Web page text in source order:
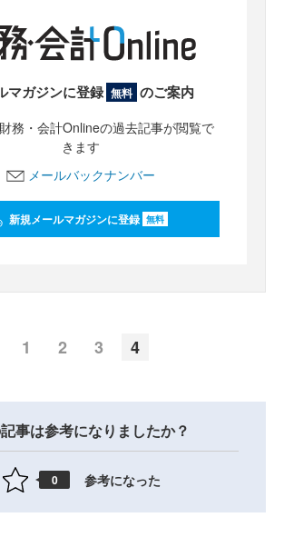
マガジンに登録 無料 のご案内
務・会計Onlineの過去記事が閲覧で
きます
メールバックナンバー
新規メールマガジンに登録 無料
1 2 3 4
事は参考になりましたか？
0 参考になった